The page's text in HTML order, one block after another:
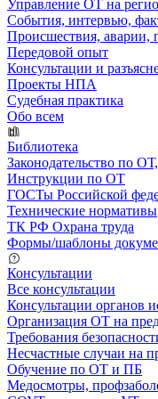
Управление ОТ на
События, интервью,
Происшествия, аварии,
Передовой опыт
Консультации и
Проекты НПА
Судебная практика
Обо всем
Библиотека
Законодательство по
Инструкции по ОТ
ГОСТы Российской
Технические нормативы
ТК РФ Охрана труда
Формы/шаблоны
Консультации
Все консультации
Консультации органов
Организация ОТ на
Требования
Несчастные случаи на
Обучение по ОТ и ПБ
Медосмотры,